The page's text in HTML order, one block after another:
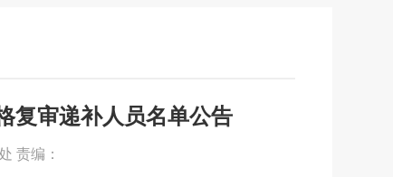
复审递补人员名单公告
责编：